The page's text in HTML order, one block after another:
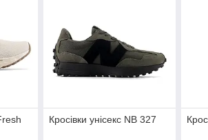
Кросівки унісекс NB 327